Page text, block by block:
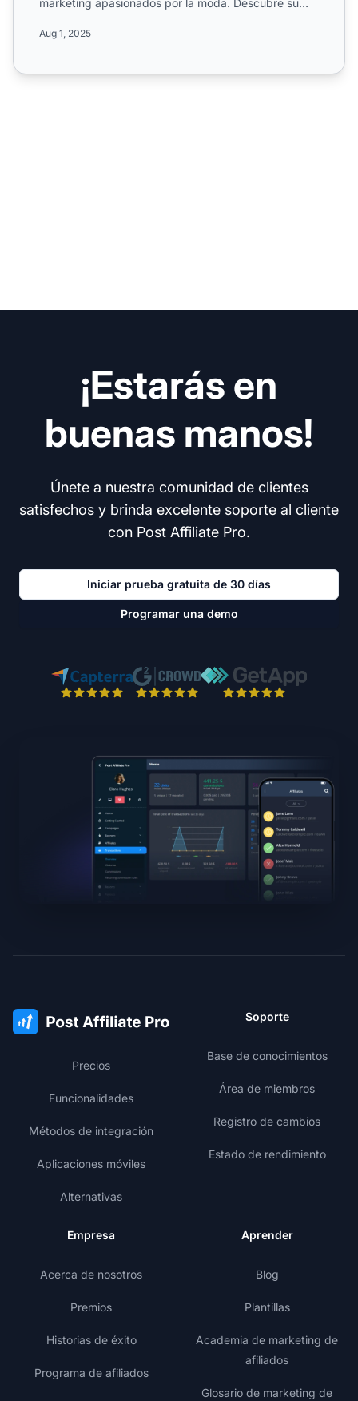
Aug 1, 2025
¡Estarás en
buenas manos!
Únete a nuestra comunidad de clientes
satisfechos y brinda excelente soporte al cliente
con Post Affiliate Pro.
Iniciar prueba gratuita de 30 días
Programar una demo
Precios
Funcionalidades
Métodos de integración
Aplicaciones móviles
Alternativas
Soporte
Base de conocimientos
Área de miembros
Registro de cambios
Estado de rendimiento
Empresa
Acerca de nosotros
Premios
Historias de éxito
Programa de afiliados
Aprender
Blog
Plantillas
Academia de marketing de
afiliados
Glosario de marketing de